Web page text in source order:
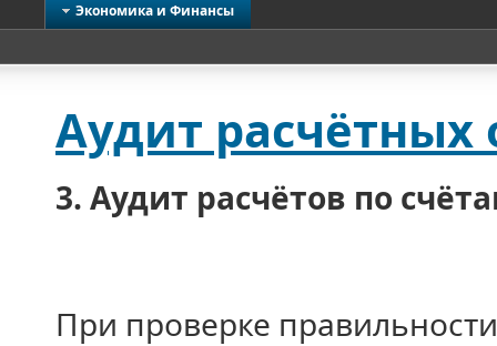
Экономика и Финансы
Аудит расчётных
3. Аудит расчётов по
При проверке